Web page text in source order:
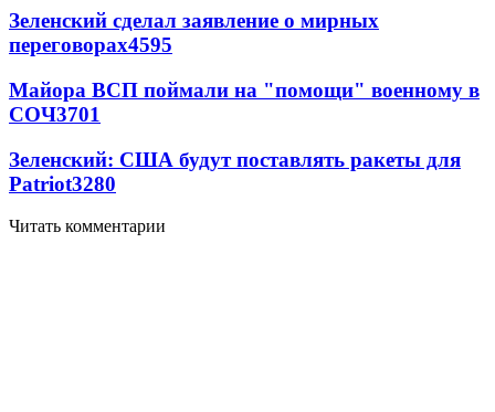
Зеленский сделал заявление о мирных
переговорах4595
Майора ВСП поймали на "помощи" военному в
СОЧ3701
Зеленский: США будут поставлять ракеты для
Patriot3280
Читать комментарии